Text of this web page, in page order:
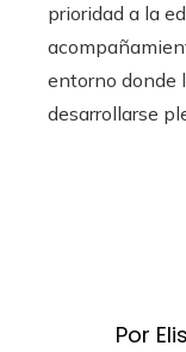
prioridad a la
entorno donde
desarrollarse
Por